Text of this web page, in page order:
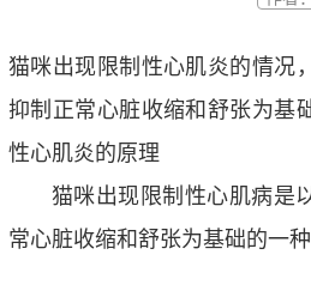
猫咪出现限制性心肌炎的情况
抑制正常心脏收缩和舒张为基
性心肌炎的原理
猫咪出现限制性心肌病是
常心脏收缩和舒张为基础的一